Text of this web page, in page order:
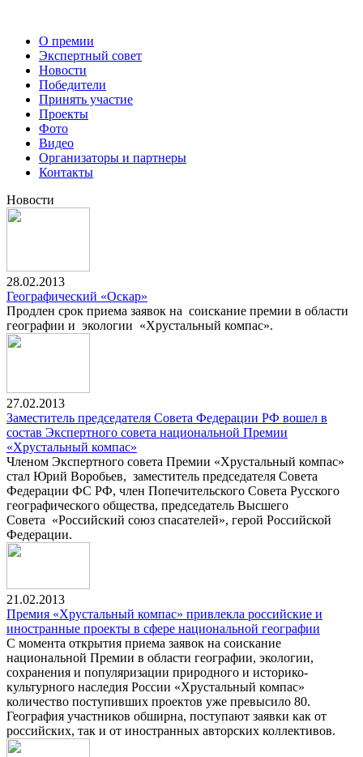
О премии
Экспертный совет
Новости
Победители
Принять участие
Проекты
Фото
Видео
Организаторы и партнеры
Контакты
Новости
28.02.2013
Географический «Оскар»
Продлен срок приема заявок на соискание премии в области
географии и экологии «Хрустальный компас».
27.02.2013
Заместитель председателя Совета Федерации РФ вошел в
состав Экспертного совета национальной Премии
«Хрустальный компас»
Членом Экспертного совета Премии «Хрустальный компас»
стал Юрий Воробьев, заместитель председателя Совета
Федерации ФС РФ, член Попечительского Совета Русского
географического общества, председатель Высшего
Совета «Российский союз спасателей», герой Российской
Федерации.
21.02.2013
Премия «Хрустальный компас» привлекла российские и
иностранные проекты в сфере национальной географии
С момента открытия приема заявок на соискание
национальной Премии в области географии, экологии,
сохранения и популяризации природного и историко-
культурного наследия России «Хрустальный компас»
количество поступивших проектов уже превысило 80.
География участников обширна, поступают заявки как от
российских, так и от иностранных авторских коллективов.